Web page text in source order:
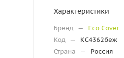
Характеристики
Бренд —
Eco Cover
Код —
КС4362беж
Страна
—
Россия